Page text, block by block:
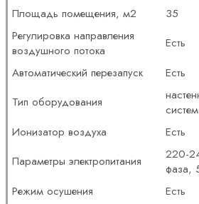
Площадь помещения, м2
35
Регулировка направления
воздушного потока
Есть
Автоматический перезапуск
Есть
Тип оборудования
Ионизатор воздуха
Есть
Параметры электропитания
220-
фаза,
Режим осушения
Есть